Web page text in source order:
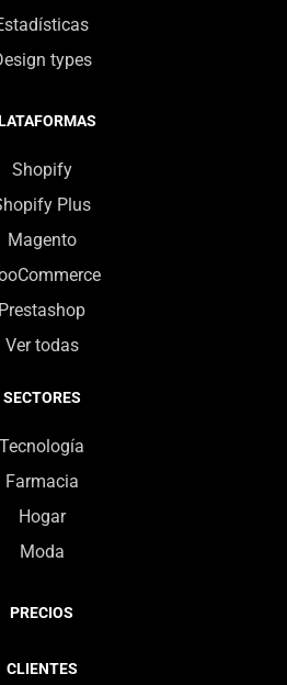
types
Shopify
Plus
Magento
Prestashop
Ver todas
SECTORES
Tecnología
Farmacia
Hogar
Moda
PRECIOS
CLIENTES